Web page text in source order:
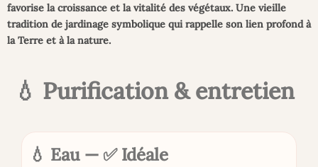
favorise la croissance et la vitalité des végétaux. Une vieille
tradition de jardinage symbolique qui rappelle son lien profond à
la Terre et à la nature.
💧 Purification & entretien
💧 Eau — ✅ Idéale